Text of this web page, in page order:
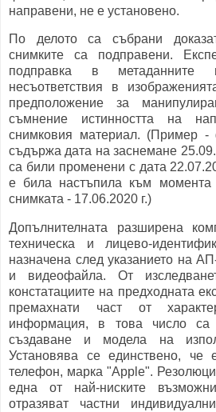
направени, не е установено.
По делото са събрани
снимките са подправени.
подправка в метаданните
несъответствия в
предположение за
съмнение истинността на
снимковия материал. (Пример -
съдържа дата на заснемане
са били променени с дата
е била настъпила към момента
снимката - 17.06.2020 г.)
Допълнителната разширена
техническа и лицево-
назначена след указанието на
и видеофайла. От
констатациите на предходната
премахнати част от
информация, в това число са
създаване и модела на
Установява се единствено, че
телефон, марка "Apple".
една от най-ниските
отразяват частни